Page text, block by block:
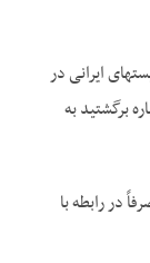
ایرانی در
برگشتید به
صرفاً در رابطه با